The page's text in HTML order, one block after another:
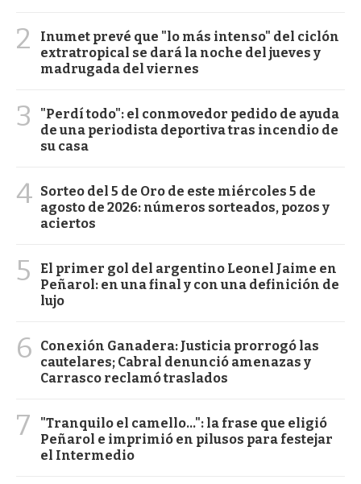
2
Inumet prevé que "lo más intenso" del ciclón
extratropical se dará la noche del jueves y
madrugada del viernes
3
"Perdí todo": el conmovedor pedido de ayuda
de una periodista deportiva tras incendio de
su casa
4 Sorteo del 5 de Oro de este miércoles 5 de
agosto de 2026: números sorteados, pozos y
aciertos
5
El primer gol del argentino Leonel Jaime en
Peñarol: en una final y con una definición de
lujo
6
Conexión Ganadera: Justicia prorrogó las
cautelares; Cabral denunció amenazas y
Carrasco reclamó traslados
7
"Tranquilo el camello...": la frase que eligió
Peñarol e imprimió en pilusos para festejar
el Intermedio